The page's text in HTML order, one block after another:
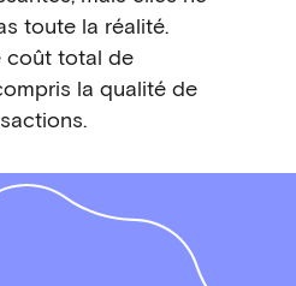
toute la réalité.
coût total de
la qualité de